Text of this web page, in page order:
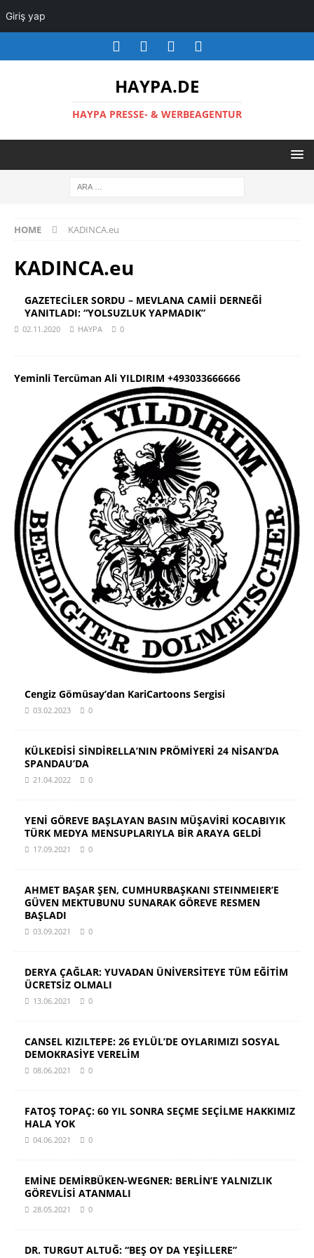
HAYPA.DE
HAYPA PRESSE- & WERBEAGENTUR
HOME KADINCA.eu
KADINCA.eu
GAZETECİLER SORDU – MEVLANA CAMİİ DERNEĞİ
YANITLADI: “YOLSUZLUK YAPMADIK”
02.11.2020 HAYPA 0
Yeminli Tercüman Ali YILDIRIM +493033666666
Cengiz Gömüsay’dan KariCartoons Sergisi
03.02.2023 0
KÜLKEDİSİ SİNDİRELLA’NIN PRÖMİYERİ 24 NİSAN’DA
SPANDAU’DA
21.04.2022 0
YENİ GÖREVE BAŞLAYAN BASIN MÜŞAVİRİ KOCABIYIK
TÜRK MEDYA MENSUPLARIYLA BİR ARAYA GELDİ
17.09.2021 0
AHMET BAŞAR ŞEN, CUMHURBAŞKANI STEINMEIER’E
GÜVEN MEKTUBUNU SUNARAK GÖREVE RESMEN
BAŞLADI
03.09.2021 0
DERYA ÇAĞLAR: YUVADAN ÜNİVERSİTEYE TÜM EĞİTİM
ÜCRETSİZ OLMALI
13.06.2021 0
CANSEL KIZILTEPE: 26 EYLÜL’DE OYLARIMIZI SOSYAL
DEMOKRASİYE VERELİM
08.06.2021 0
FATOŞ TOPAÇ: 60 YIL SONRA SEÇME SEÇİLME HAKKIMIZ
HALA YOK
04.06.2021 0
EMİNE DEMİRBÜKEN-WEGNER: BERLİN’E YALNIZLIK
GÖREVLİSİ ATANMALI
28.05.2021 0
DR. TURGUT ALTUĞ: “BEŞ OY DA YEŞİLLERE”
Giriş yap